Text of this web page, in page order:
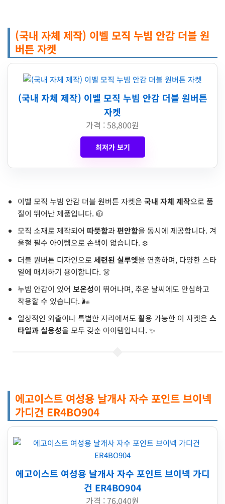
(국내 자체 제작) 이벨 모직 누빔 안감 더블 원
버튼 자켓
(국내 자체 제작) 이벨 모직 누빔 안감 더블 원버튼
자켓
가격 : 58,800원
최저가 보기
이벨 모직 누빔 안감 더블 원버튼 자켓은 국내 자체 제작으로 품
질이 뛰어난 제품입니다. 🧥
모직 소재로 제작되어 따뜻함과편안함을 동시에 제공합니다. 겨
울철 필수 아이템으로 손색이 없습니다. ❄️
더블 원버튼 디자인으로 세련된 실루엣을 연출하며, 다양한 스타
일에 매치하기 용이합니다. 👗
누빔 안감이 있어 보온성이 뛰어나며, 추운 날씨에도 안심하고
착용할 수 있습니다. 🌬️
일상적인 외출이나 특별한 자리에서도 활용 가능한 이 자켓은 스
타일과 실용성을 모두 갖춘 아이템입니다. ✨
에고이스트 여성용 날개사 자수 포인트 브이넥
가디건 ER4BO904
에고이스트 여성용 날개사 자수 포인트 브이넥 가디
건 ER4BO904
가격 : 76,040원